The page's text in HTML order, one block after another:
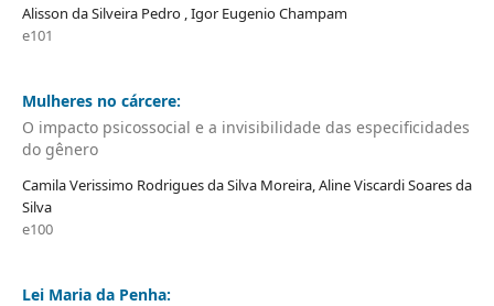
Alisson da Silveira Pedro , Igor Eugenio Champam
e101
Mulheres no cárcere:
O impacto psicossocial e a invisibilidade das especificidades
do gênero
Camila Verissimo Rodrigues da Silva Moreira, Aline Viscardi Soares da
Silva
e100
Lei Maria da Penha: